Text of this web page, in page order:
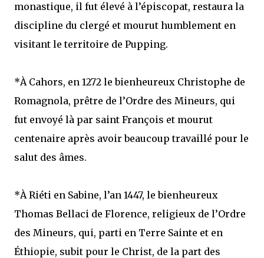
monastique, il fut élevé à l’épiscopat, restaura la
discipline du clergé et mourut humblement en
visitant le territoire de Pupping.
*À Cahors, en 1272 le bienheureux Christophe de
Romagnola, prêtre de l’Ordre des Mineurs, qui
fut envoyé là par saint François et mourut
centenaire après avoir beaucoup travaillé pour le
salut des âmes.
*À Riéti en Sabine, l’an 1447, le bienheureux
Thomas Bellaci de Florence, religieux de l’Ordre
des Mineurs, qui, parti en Terre Sainte et en
Éthiopie, subit pour le Christ, de la part des